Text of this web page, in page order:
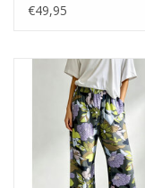
€49,95